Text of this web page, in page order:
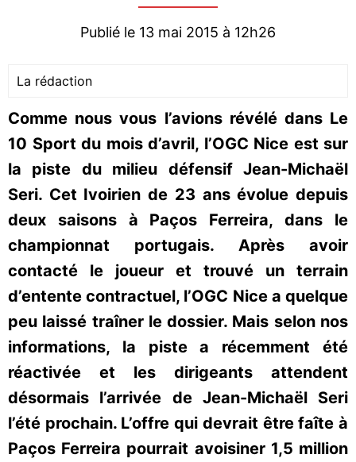
Publié le 13 mai 2015 à 12h26
La rédaction
Comme nous vous l’avions révélé dans Le
10 Sport du mois d’avril, l’OGC Nice est sur
la piste du milieu défensif Jean-Michaël
Seri. Cet Ivoirien de 23 ans évolue depuis
deux saisons à Paços Ferreira, dans le
championnat portugais. Après avoir
contacté le joueur et trouvé un terrain
d’entente contractuel, l’OGC Nice a quelque
peu laissé traîner le dossier. Mais selon nos
informations, la piste a récemment été
réactivée et les dirigeants attendent
désormais l’arrivée de Jean-Michaël Seri
l’été prochain. L’offre qui devrait être faîte à
Paços Ferreira pourrait avoisiner 1,5 million